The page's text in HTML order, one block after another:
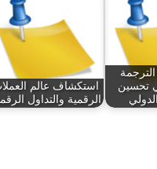
استكشاف عالم
الرقمية والتداول
تحسين